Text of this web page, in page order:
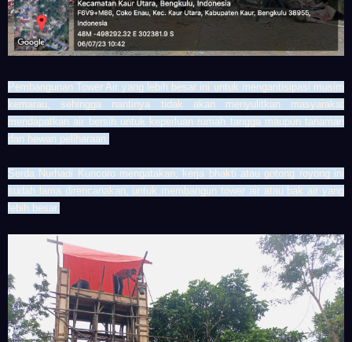
PembangunanTower Air yang lebih besar ini untuk mengantisipasi musim
kemarau, sehingga nantinya tidak akan menyulitkan masyarakat
mendapatkan air bersih untuk keperluan rumah tangga maupun tanaman
dan hewan peliharaan.
Serda Nurhadi Kuncoromengatakan, kerja bhakti atau gotong royong ini
sudah lama direncanakan, untuk membangun tower air atau bak air yang
lebih besar.